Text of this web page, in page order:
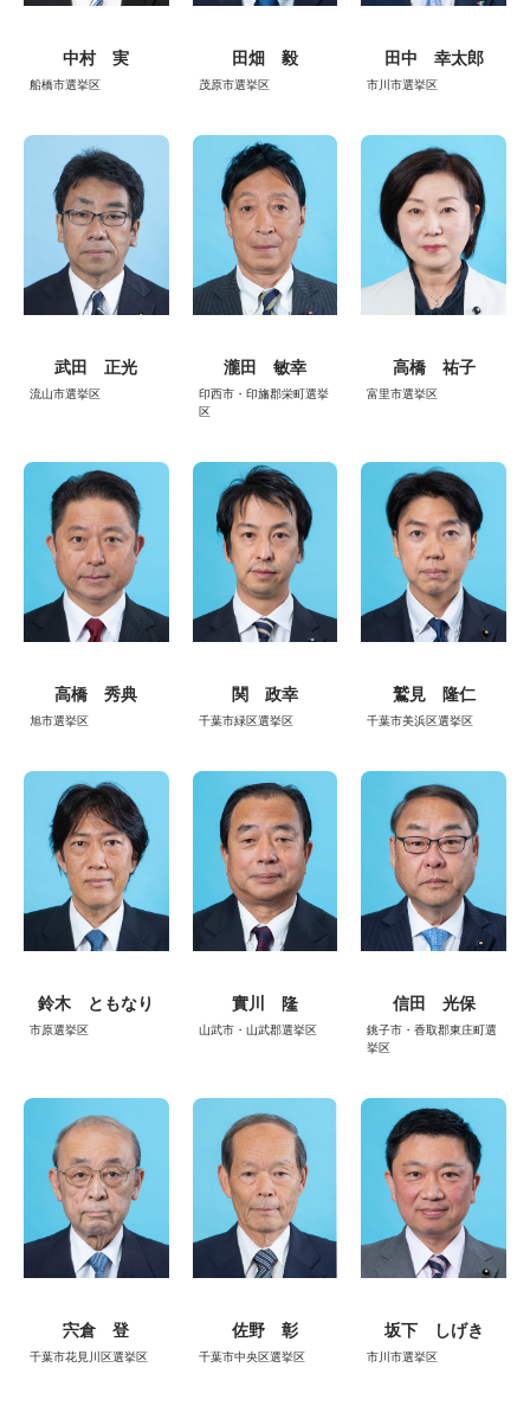
中村 実
船橋市選挙区
田畑 毅
茂原市選挙区
田中 幸太郎
市川市選挙区
武田 正光
流山市選挙区
瀧田 敏幸
印西市・印旛郡栄町選挙
区
高橋 祐子
富里市選挙区
高橋 秀典
旭市選挙区
関 政幸
千葉市緑区選挙区
鷲見 隆仁
千葉市美浜区選挙区
鈴木 ともなり
市原選挙区
實川 隆
山武市・山武郡選挙区
信田 光保
銚子市・香取郡東庄町選
挙区
宍倉 登
千葉市花見川区選挙区
佐野 彰
千葉市中央区選挙区
坂下 しげき
市川市選挙区